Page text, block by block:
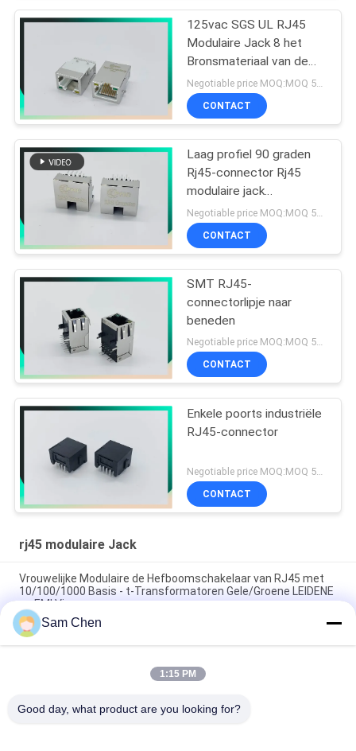
125vac SGS UL RJ45
Modulaire Jack 8 het
Bronsmateriaal van de
Speldfosfoor
CONTACT
Laag profiel 90 graden
Rj45-connector Rj45
modulaire jack
afgeschermd
CONTACT
SMT RJ45-
connectorlipje naar
beneden
Negotiable price MOQ:MOQ 500- 5kpcs
CONTACT
Enkele poorts industriële
RJ45-connector
Negotiable price MOQ:MOQ 500- 5kpcs
CONTACT
rj45 modulaire Jack
Vrouwelijke Modulaire de Hefboomschakelaar van RJ45 met
10/100/1000 Basis - t-Transformatoren Gele/Groene LEIDENE
en EMI Vinger
de Modulaire Jack 18.1L Zwarte Horizontale Kunststof van
1x1 Ethernet Molex RJ45
ROHS Goedgekeurd de Hefboom Laag Profiel STP van 8P8C
Sam Chen
1:15 PM
Good day, what product are you looking for?